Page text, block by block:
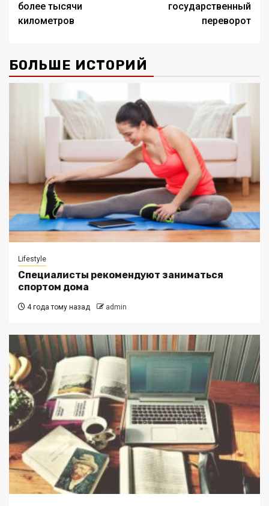
более тысячи
километров
государственный
переворот
БОЛЬШЕ ИСТОРИЙ
Lifestyle
Специалисты рекомендуют заниматься
спортом дома
4 года тому назад admin